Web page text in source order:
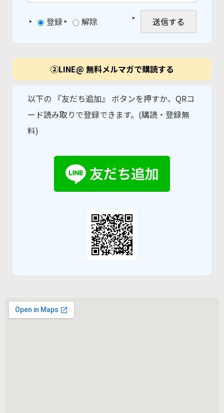
登録 解除
②LINE@ 無料メルマガで購読する
以下の 『友だち追加』 ボタンを押すか、QRコ
ード読み取りで登録できます。(購読・登録無
料)